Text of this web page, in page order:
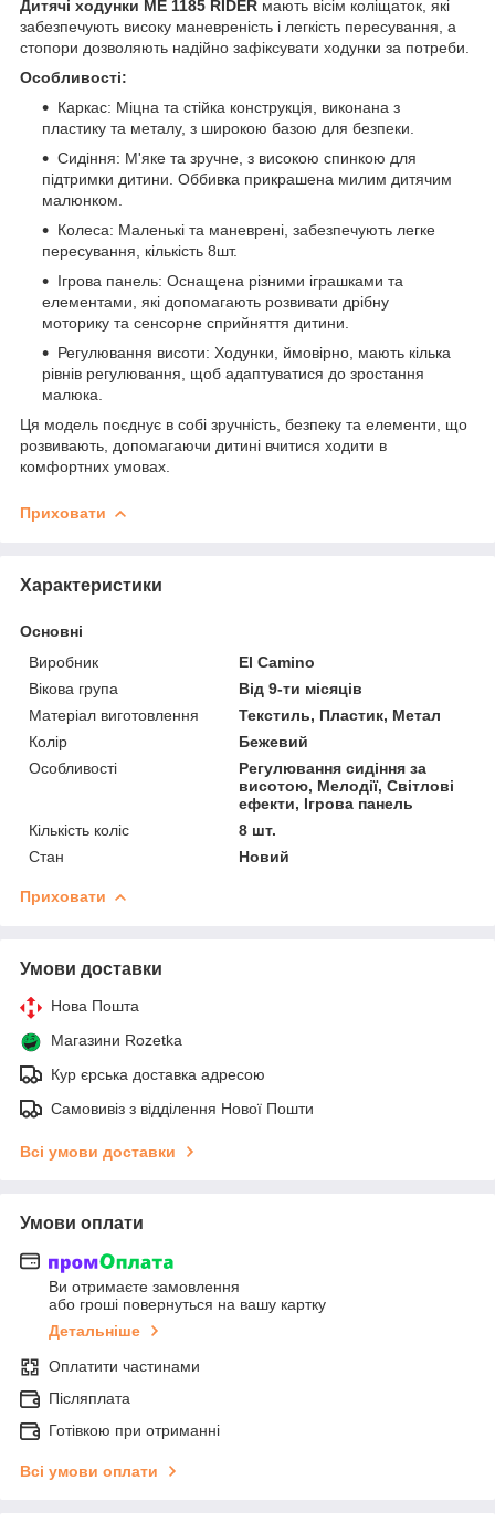
Дитячі ходунки ME 1185 RIDER мають вісім коліщаток, які
забезпечують високу маневреність і легкість пересування, а
стопори дозволяють надійно зафіксувати ходунки за потреби.
Особливості:
Каркас: Міцна та стійка конструкція, виконана з
пластику та металу, з широкою базою для безпеки.
Сидіння: М'яке та зручне, з високою спинкою для
підтримки дитини. Оббивка прикрашена милим дитячим
малюнком.
Колеса: Маленькі та маневрені, забезпечують легке
пересування, кількість 8шт.
Ігрова панель: Оснащена різними іграшками та
елементами, які допомагають розвивати дрібну
моторику та сенсорне сприйняття дитини.
Регулювання висоти: Ходунки, ймовірно, мають кілька
рівнів регулювання, щоб адаптуватися до зростання
малюка.
Ця модель поєднує в собі зручність, безпеку та елементи, що
розвивають, допомагаючи дитині вчитися ходити в
комфортних умовах.
Приховати
Характеристики
Основні
Виробник
El Camino
Вікова група
Від 9-ти місяців
Матеріал виготовлення
Текстиль, Пластик, Метал
Колір
Бежевий
Особливості
Регулювання сидіння за
висотою, Мелодії, Світлові
ефекти, Ігрова панель
Кількість коліс
8 шт.
Стан
Новий
Приховати
Умови доставки
Нова Пошта
Магазини Rozetka
Кур єрська доставка адресою
Самовивіз з відділення Нової Пошти
Всі умови доставки
Умови оплати
Ви отримаєте замовлення
або гроші повернуться на вашу картку
Детальніше
Оплатити частинами
Післяплата
Готівкою при отриманні
Всі умови оплати